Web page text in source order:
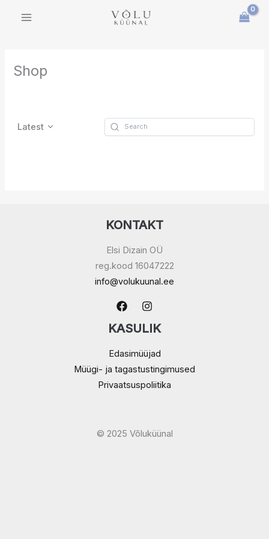
Shop
Latest
KONTAKT
Elsi Dizain OÜ
reg.kood 16047222
info@volukuunal.ee
KASULIK
Edasimüüjad
Müügi- ja tagastustingimused
Privaatsuspoliitika
© 2025 Võluküünal